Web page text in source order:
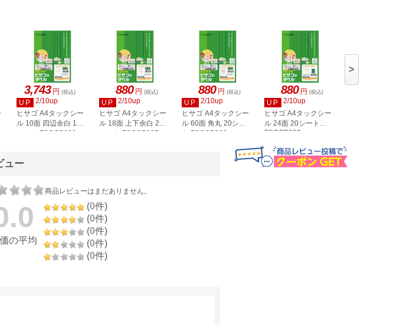
3,743 円 (税込)
UP
2/10up
ヒサゴ A4タックシー
ル 10面 四辺余白 100
シート FSCGB888
880 円 (税込)
UP
2/10up
ヒサゴ A4タックシー
ル 18面 上下余白 20
シート FSCOP907
880 円 (税込)
UP
2/10up
ヒサゴ A4タックシー
ル 60面 角丸 20シー
ト FSCOP902
880 円 (税込)
UP
2/10up
ヒサゴ A4タックシー
ル 24面 20シート
FSCOP863
>
ュー
商品レビューはまだありません。
の平均
(0件)
(0件)
(0件)
(0件)
(0件)